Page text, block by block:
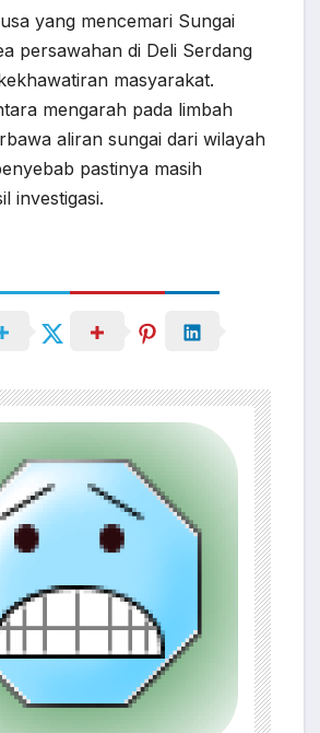
yang mencemari Sungai
persawahan di Deli Serdang
masyarakat.
mengarah pada limbah
aliran sungai dari wilayah
pastinya masih
investigasi.